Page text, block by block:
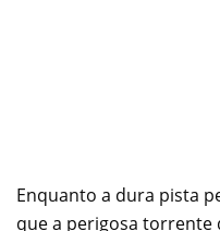
Enquanto a dura pista
que a perigosa torrente